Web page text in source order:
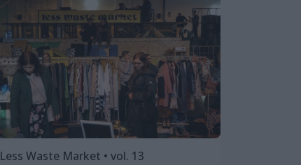
Less Waste Market • vol. 13